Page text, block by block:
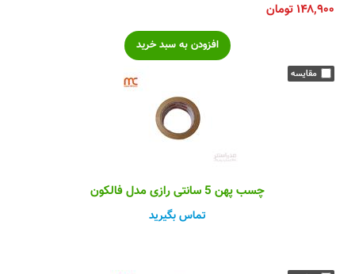
۱۴۸,۹۰۰تومان
چسب پهن 5 سانتی رازی مدل فالکون
تماس بگیرید